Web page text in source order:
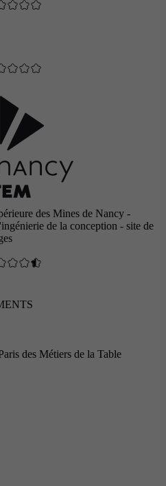
des Mines de Nancy -
de la conception - site de
des Métiers de la Table